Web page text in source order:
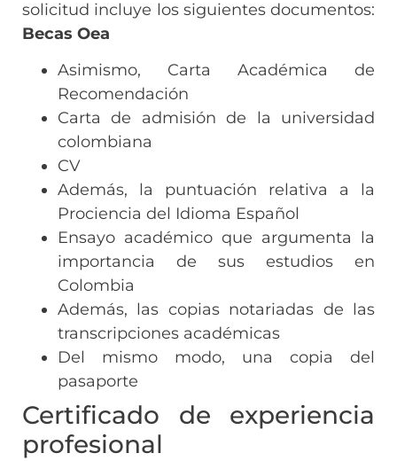
solicitud incluye los siguientes documentos:
Becas Oea
Asimismo, Carta Académica de
Recomendación
Carta de admisión de la universidad
colombiana
CV
Además, la puntuación relativa a la
Prociencia del Idioma Español
Ensayo académico que argumenta la
importancia de sus estudios en
Colombia
Además, las copias notariadas de las
transcripciones académicas
Del mismo modo, una copia del
pasaporte
Certificado de experiencia
profesional